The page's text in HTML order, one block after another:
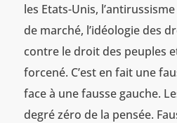
les Etats-Unis,
de marché, l’idéologie des
contre le droit des peuples
forcené. C’est en fait une
face à une fausse gauche.
degré zéro de la pensée.